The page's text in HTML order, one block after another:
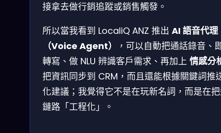
接拿去做行銷追蹤或銷售觸發。
所以當我看到 LocaliQ ANZ 推出 AI 語音代理
（Voice Agent）
，可以自動把通話錄音、
轉寫、做 NLU 辨識客戶需求、再加上 情感分
把資訊同步到 CRM，而且還能根據關鍵詞推
化建議；我覺得它不是在玩新名詞，而是在
鏈路「工程化」。